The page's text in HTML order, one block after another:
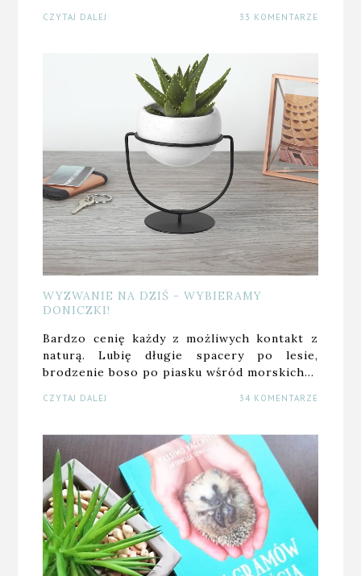
CZYTAJ DALEJ 33 KOMENTARZE
WYZWANIE NA DZIŚ - WYBIERAMY
DONICZKI!
Bardzo cenię każdy z możliwych kontakt z
naturą. Lubię długie spacery po lesie,
brodzenie boso po piasku wśród morskich…
CZYTAJ DALEJ 34 KOMENTARZE